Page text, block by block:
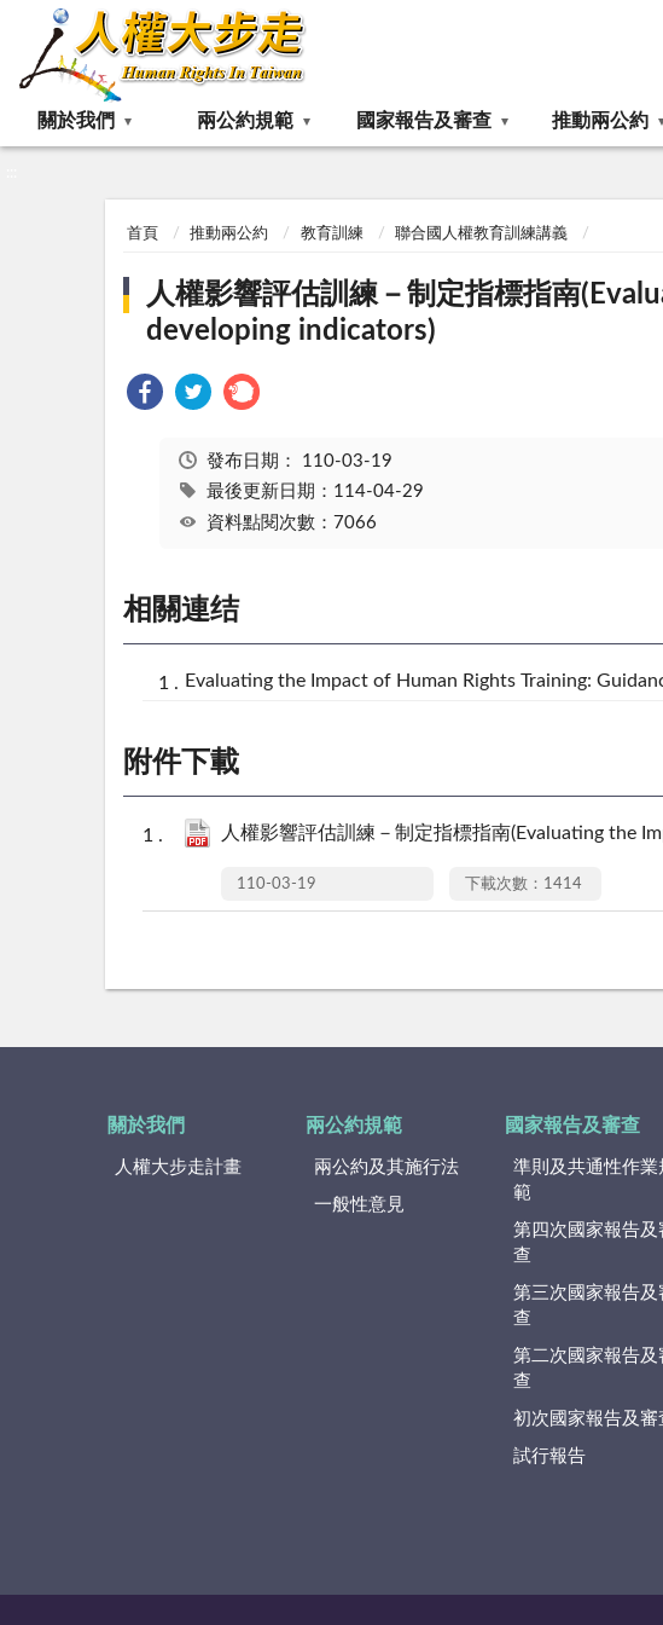
關於我們 兩公約規範 國家報告及審查 推動兩公約
首頁 推動兩公約 教育訓練 聯合國人權教育訓練講義
人權影響評估訓練－制定指標指南
developing indicators)
發布日期： 110-03-19
最後更新日期：114-04-29
資料點閱次數：7066
相關連结
Evaluating the Impact of Human Rights Training:
附件下載
人權影響評估訓練－制定指標指南(Evaluating the
110-03-19 下載次數：1414
關於我們
人權大步走計畫
兩公約規範
兩公約及其施行法
一般性意見
國家報告及審查
準則及共通性作業
範
第四次國家報告及
查
第三次國家報告及
查
第二次國家報告及
查
初次國家報告及審
試行報告